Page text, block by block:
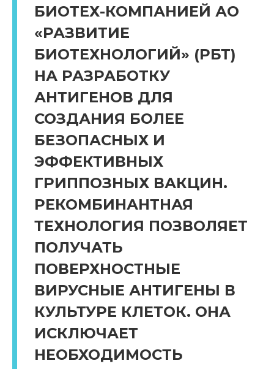
БИОТЕХ-КОМПАНИЕЙ АО
«РАЗВИТИЕ
БИОТЕХНОЛОГИЙ» (РБТ)
НА РАЗРАБОТКУ
АНТИГЕНОВ ДЛЯ
СОЗДАНИЯ БОЛЕЕ
БЕЗОПАСНЫХ И
ЭФФЕКТИВНЫХ
ГРИППОЗНЫХ ВАКЦИН.
РЕКОМБИНАНТНАЯ
ТЕХНОЛОГИЯ ПОЗВОЛЯЕТ
ПОЛУЧАТЬ
ПОВЕРХНОСТНЫЕ
ВИРУСНЫЕ АНТИГЕНЫ В
КУЛЬТУРЕ КЛЕТОК. ОНА
ИСКЛЮЧАЕТ
НЕОБХОДИМОСТЬ